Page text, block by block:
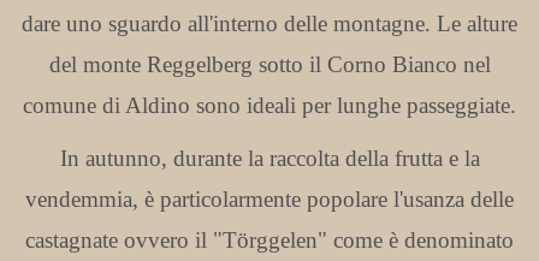
dare uno sguardo all'interno delle montagne. Le alture
del monte Reggelberg sotto il Corno Bianco nel
comune di Aldino sono ideali per lunghe passeggiate.
In autunno, durante la raccolta della frutta e la
vendemmia, è particolarmente popolare l'usanza delle
castagnate ovvero il "Törggelen" come è denominato